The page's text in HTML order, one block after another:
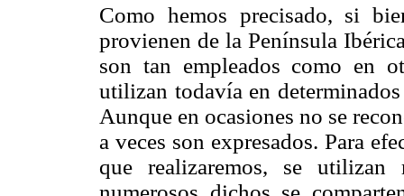
Como hemos precisado, si
provienen de la Península
son tan empleados como en
utilizan todavía en
Aunque en ocasiones no se
a veces son expresados. Para
que realizaremos, se